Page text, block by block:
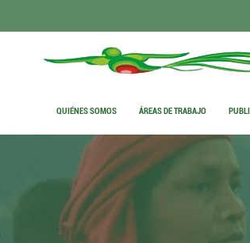
QUIÉNES SOMOS ÁREAS DE TRABAJO